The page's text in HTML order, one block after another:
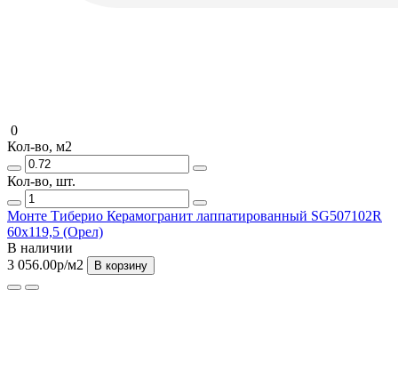
0
Кол-во, м2
Кол-во, шт.
Монте Тиберио Керамогранит лаппатированный SG507102R
60х119,5 (Орел)
В наличии
3 056.00р/м2 В корзину